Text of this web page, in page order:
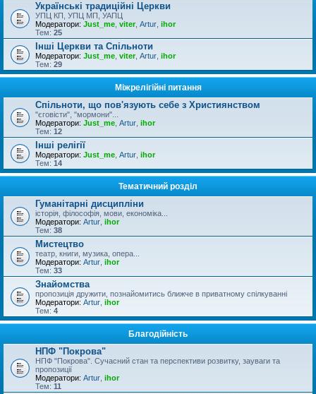
Українські традиційні Церкви
УПЦ КП, УПЦ МП, УАПЦ
Модератори: Just_me viter, Artur ihor
Тем: 25
Інші Церкви та Спільноти
Модератори: Just_me viter, Artur ihor
Тем: 29
Міжрелігійні питання
Спільноти, що пов'язують себе з Християнством
"єговісти", "мормони"...
Модератори: Just_me Artur ihor
Тем: 12
Інші релігії
Модератори: Just_me Artur ihor
Тем: 14
Тематичний розділ
Гуманітарні дисципліни
історія, філософія, мови, економіка...
Модератори: Artur ihor
Тем: 38
Мистецтво
театр, книги, музика, опера...
Модератори: Artur ihor
Тем: 33
Знайомства
пропозиція дружити, познайомитись ближче в приватному спілкуванні
Модератори: Artur ihor
Тем: 4
Благодійність
НПФ "Покрова"
НПФ "Покрова". Сучасний стан та перспективи розвитку, зауваги та
пропозиції
Модератори: Artur ihor
Тем: 11